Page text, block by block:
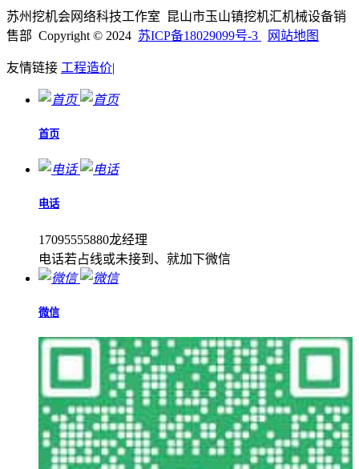
苏州挖机会网络科技工作室 昆山市玉山镇挖机汇机械设备销
售部 Copyright © 2024 苏ICP备18029099号-3 网站地图
友情链接 工程造价|
首页
电话
17095555880龙经理
电话若占线或未接到、就加下微信
微信